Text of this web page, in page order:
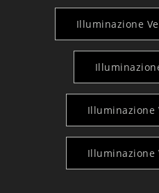
Illuminazione
Illuminazione
Illuminazione